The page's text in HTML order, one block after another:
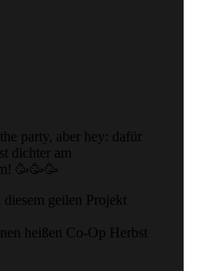
party, aber hey: dafür
dichter am
🥳🥳🥳
geilen Projekt
heißen Co-Op Herbst